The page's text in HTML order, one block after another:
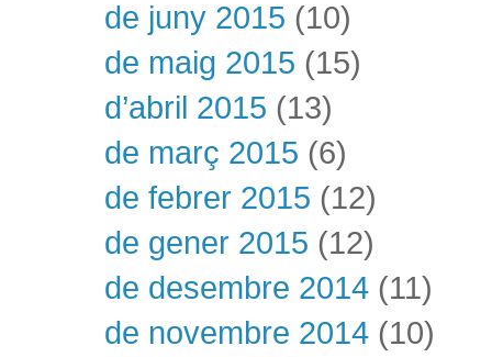
de juny 2015 (10)
de maig 2015 (15)
d’abril 2015 (13)
de març 2015 (6)
de febrer 2015 (12)
de gener 2015 (12)
de desembre 2014 (11)
de novembre 2014 (10)